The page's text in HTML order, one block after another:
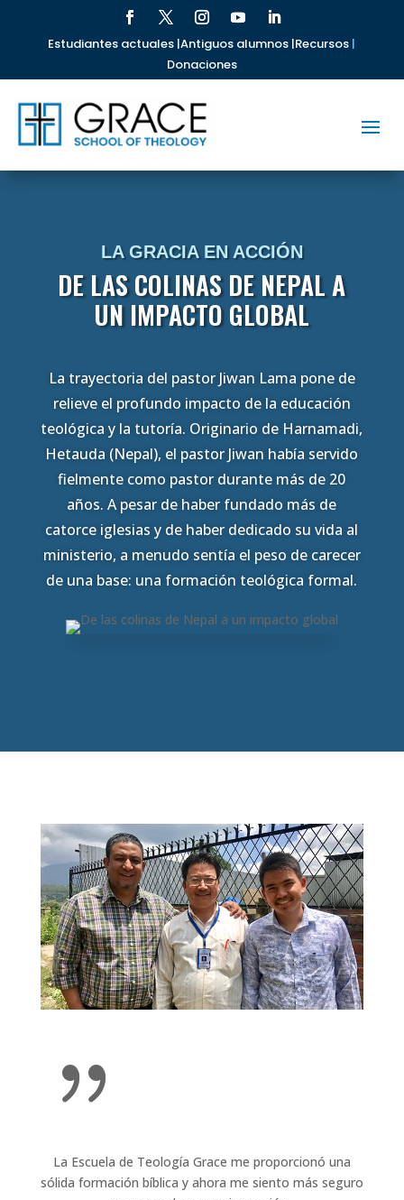
Estudiantes actuales |Antiguos alumnos |Recursos |
Donaciones
LA GRACIA EN ACCIÓN
DE LAS COLINAS DE NEPAL A
UN IMPACTO GLOBAL
La trayectoria del pastor Jiwan Lama pone de
relieve el profundo impacto de la educación
teológica y la tutoría. Originario de Harnamadi,
Hetauda (Nepal), el pastor Jiwan había servido
fielmente como pastor durante más de 20
años. A pesar de haber fundado más de
catorce iglesias y de haber dedicado su vida al
ministerio, a menudo sentía el peso de carecer
de una base: una formación teológica formal.
{
La Escuela de Teología Grace me proporcionó una
sólida formación bíblica y ahora me siento más seguro